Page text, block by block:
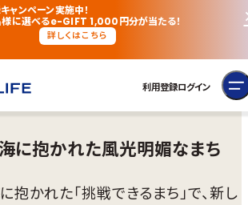
ャンペーン実施中！
に選べるe-GIFT 1,000円分が当たる！
詳しくはこちら
利用登録ログイン
に抱かれた風光明媚なまち
かれた「挑戦できるまち」で、新し